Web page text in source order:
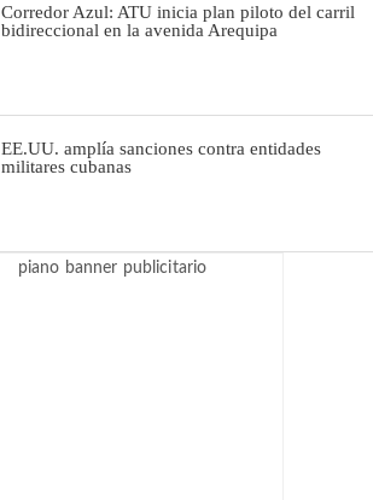
Corredor Azul: ATU inicia plan piloto del carril
bidireccional en la avenida Arequipa
EE.UU. amplía sanciones contra entidades
militares cubanas